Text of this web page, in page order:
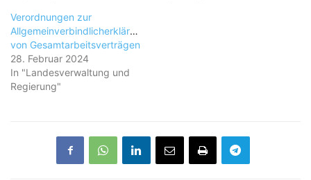
Verordnungen zur
Allgemeinverbindlicherklärung
von Gesamtarbeitsverträgen
28. Februar 2024
In "Landesverwaltung und
Regierung"